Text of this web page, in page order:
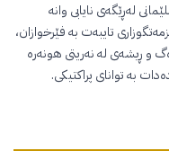
لەڕێگەی نایابی وانە
تایبەت بە فێرخوازان،
و ڕیشەی لە نەریتی هونەرە
بە توانای پراکتیکی.